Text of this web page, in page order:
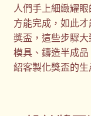
人們手上細緻耀
方能完成，如此
獎盃，這些步驟
模具、鑄造半成
紹客製化獎盃的生